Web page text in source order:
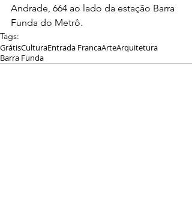
Andrade, 664 ao lado da estação Barra
Funda do Metrô.
Tags:
GrátisCulturaEntrada FrancaArteArquitetura
Barra Funda